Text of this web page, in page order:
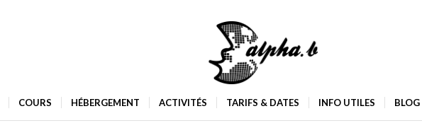
COURS HÉBERGEMENT ACTIVITÉS TARIFS & DATES INFO UTILES BLOG